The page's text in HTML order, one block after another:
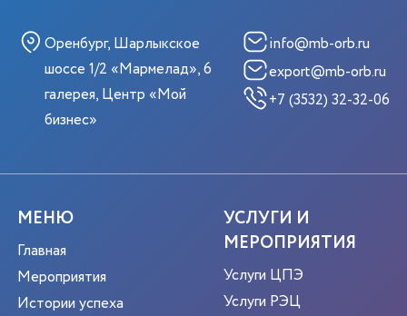
Оренбург, Шарлыкское
шоссе 1/2 «Мармелад», 6
галерея, Центр «Мой
бизнес»
info@mb-orb.ru
export@mb-orb.ru
+7 (3532) 32-32-06
МЕНЮ
Главная
Мероприятия
Истории успеха
УСЛУГИ И
МЕРОПРИЯТИЯ
Услуги ЦПЭ
Услуги РЭЦ